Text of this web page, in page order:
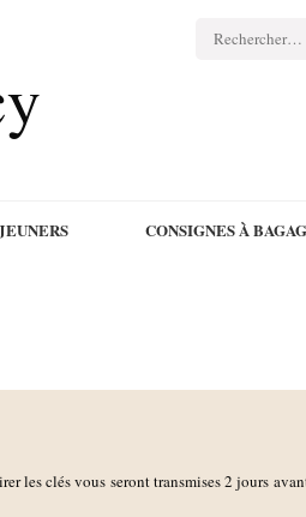
CONSIGNES À
les clés vous seront transmises 2 jours